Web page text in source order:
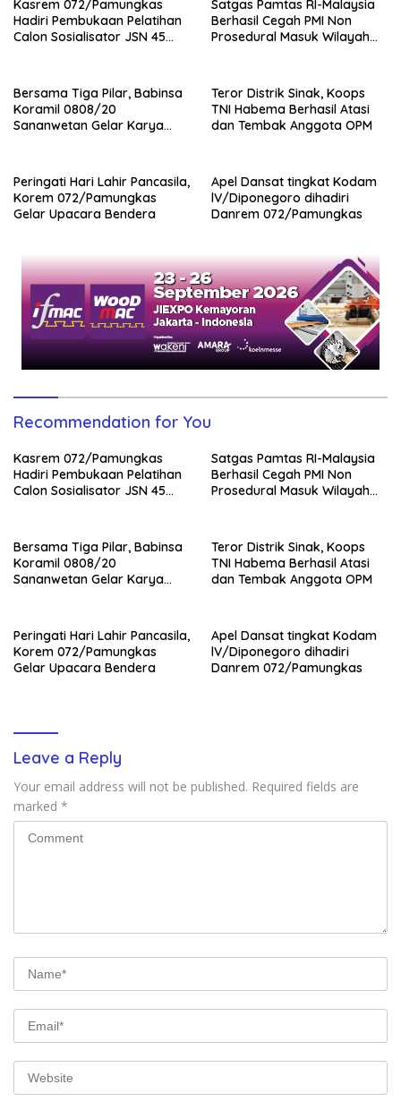
Kasrem 072/Pamungkas
Hadiri Pembukaan Pelatihan
Calon Sosialisator JSN 45
Satgas Pamtas RI-Malaysia
Berhasil Cegah PMI Non
Prosedural Masuk Wilayah
Bersama Tiga Pilar, Babinsa
Koramil 0808/20
Sananwetan Gelar Karya
Teror Distrik Sinak, Koops
TNI Habema Berhasil Atasi
dan Tembak Anggota OPM
Peringati Hari Lahir Pancasila,
Korem 072/Pamungkas
Gelar Upacara Bendera
Apel Dansat tingkat Kodam
lV/Diponegoro dihadiri
Danrem 072/Pamungkas
Recommendation for You
Kasrem 072/Pamungkas
Hadiri Pembukaan Pelatihan
Calon Sosialisator JSN 45
Satgas Pamtas RI-Malaysia
Berhasil Cegah PMI Non
Prosedural Masuk Wilayah
Bersama Tiga Pilar, Babinsa
Koramil 0808/20
Sananwetan Gelar Karya
Teror Distrik Sinak, Koops
TNI Habema Berhasil Atasi
dan Tembak Anggota OPM
Peringati Hari Lahir Pancasila,
Korem 072/Pamungkas
Gelar Upacara Bendera
Apel Dansat tingkat Kodam
lV/Diponegoro dihadiri
Danrem 072/Pamungkas
Leave a Reply
Your email address will not be published. Required fields are
marked *